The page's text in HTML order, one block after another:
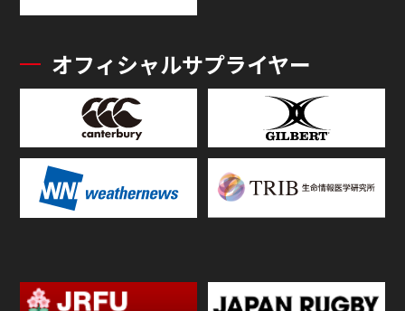
オフィシャルサプライヤー